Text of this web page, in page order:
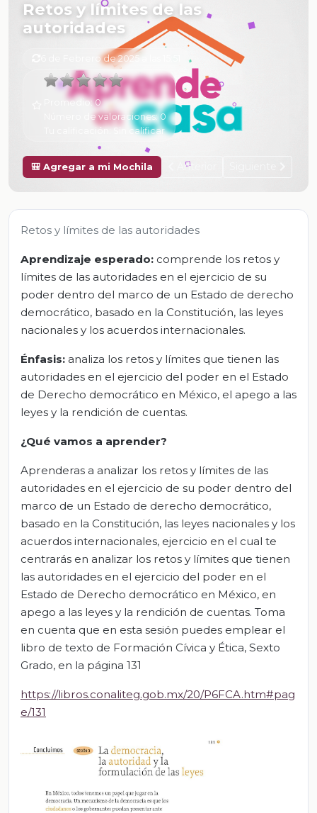
Retos y límites de las
autoridades
6 de Febrero de 2025 a las 15:51
Promedio:0
Número de valoraciones: 0
Tu calificación: Sin calificar
🎒 Agregar a mi Mochila Anterior
Retos y límites de las autoridades
Aprendizaje esperado: comprende los retos y
límites de las autoridades en el ejercicio de su
poder dentro del marco de un Estado de derecho
democrático, basado en la Constitución, las leyes
nacionales y los acuerdos internacionales.
Énfasis: analiza los retos y límites que tienen las
autoridades en el ejercicio del poder en el Estado
de Derecho democrático en México, el apego a las
leyes y la rendición de cuentas.
¿Qué vamos a aprender?
Aprenderas a analizar los retos y límites de las
autoridades en el ejercicio de su poder dentro del
marco de un Estado de derecho democrático,
basado en la Constitución, las leyes nacionales y los
acuerdos internacionales, ejercicio en el cual te
centrarás en analizar los retos y límites que tienen
las autoridades en el ejercicio del poder en el
Estado de Derecho democrático en México, en
apego a las leyes y la rendición de cuentas. Toma
en cuenta que en esta sesión puedes emplear el
libro de texto de Formación Cívica y Ética, Sexto
Grado, en la página 131
https://libros.conaliteg.gob.mx/20/P6FCA.htm#pag
e/131